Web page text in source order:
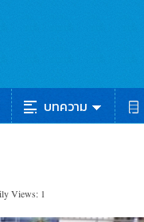
บทความ
Views: 1